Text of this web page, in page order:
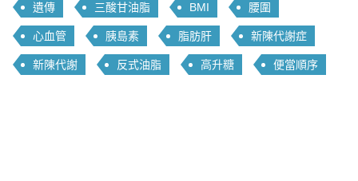
遺傳 三酸甘油脂 BMI 腰圍
心血管 胰島素 脂肪肝 新陳代謝症
新陳代謝 反式油脂 高升糖 便當順序